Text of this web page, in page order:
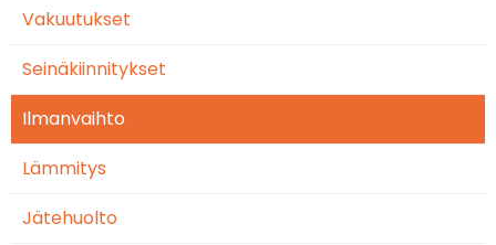
Vakuutukset
Seinäkiinnitykset
Ilmanvaihto
Lämmitys
Jätehuolto